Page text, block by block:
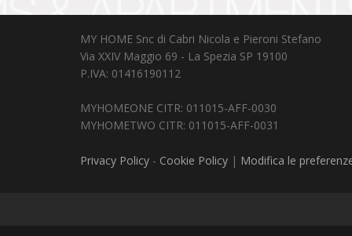
MY HOME Snc di Cabri Nicola e Pieroni Stefano
Via XXIV Maggio 69 - La Spezia SP 19100
P.IVA: 01416190112
MYHOMEONE CITR: 011015-AFF-0030
MYHOMETWO CITR: 011015-AFF-0031
Privacy Policy - Cookie Policy | Modifica le